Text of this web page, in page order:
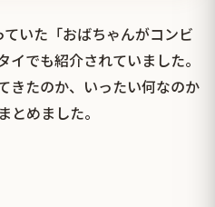
いた「おばちゃんがコンビ
でも紹介されていました。
きたのか、いったい何なのか
とめました。